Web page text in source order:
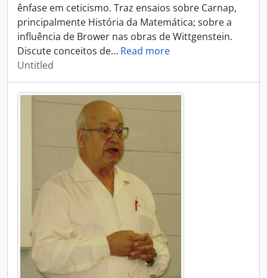
ênfase em ceticismo. Traz ensaios sobre Carnap,
principalmente História da Matemática; sobre a
influência de Brower nas obras de Wittgenstein.
Discute conceitos de… Read more
Untitled